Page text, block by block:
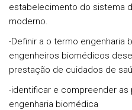
estabelecimento do sistema
moderno.
-Definir a o termo engenharia
engenheiros biomédicos
prestação de cuidados de
-identificar e compreender as
engenharia biomédica